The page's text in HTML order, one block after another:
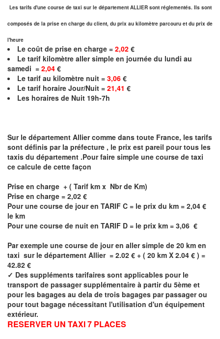
Les tarifs d'une course de taxi sur le département ALLIER sont réglementés. Ils sont
composés de la prise en charge du client, du prix au kilomètre parcouru et du prix de
l'heure
Le coût de prise en charge = 2,02 €
Le tarif kilomètre aller simple en journée du lundi au
samedi = 2,04 €
Le tarif au kilomètre nuit = 3,06 €
Le tarif horaire Jour/Nuit = 21,41 €
Les horaires de Nuit 19h-7h
Sur le département Alliercomme dans toute France, les tarifs
sont définis par la préfecture , le prix est pareil pour tous les
taxis du département .Pour faire simple une course de taxi
ce calcule de cette façon
Prise en charge + ( Tarif km x Nbr de Km)
Prise en charge = 2,02 €
Pour une course de jour en TARIF C = le prix du km = 2,04 €
le km
Pour une course de nuit en TARIF D = le prix km = 3,06 €
Par exemple une course de jour en aller simple de 20 km en
taxi sur le département Allier = 2.02 € + ( 20 km X 2.04 € ) =
42.82 €
✓ Des suppléments tarifaires sont applicables pour le
transport de passager supplémentaire à partir du 5ème et
pour les bagages au dela de trois bagages par passager ou
pour tout bagage nécessitant l'utilisation d'un équipement
extérieur.
RESERVER UN TAXI 7 PLACES